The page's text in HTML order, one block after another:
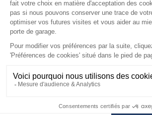
Mandrins de ressort
142mm Hörmann
Prix
199,90 €